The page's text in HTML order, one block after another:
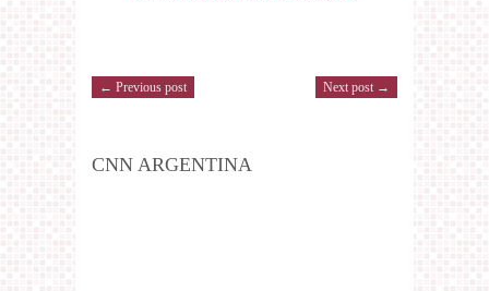
← Previous post Next post →
CNN ARGENTINA